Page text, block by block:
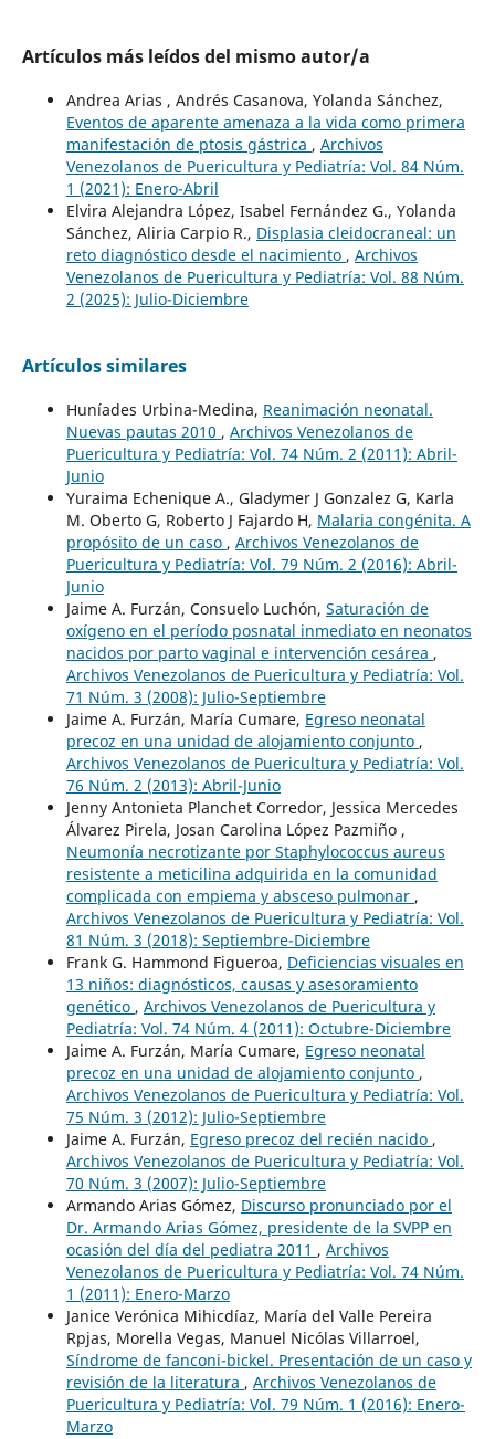
Artículos más leídos del mismo autor/a
Andrea Arias , Andrés Casanova, Yolanda Sánchez,
Eventos de aparente amenaza a la vida como primera
manifestación de ptosis gástrica , Archivos
Venezolanos de Puericultura y Pediatría: Vol. 84 Núm.
1 (2021): Enero-Abril
Elvira Alejandra López, Isabel Fernández G., Yolanda
Sánchez, Aliria Carpio R., Displasia cleidocraneal: un
reto diagnóstico desde el nacimiento , Archivos
Venezolanos de Puericultura y Pediatría: Vol. 88 Núm.
2 (2025): Julio-Diciembre
Artículos similares
Huníades Urbina-Medina, Reanimación neonatal.
Nuevas pautas 2010 , Archivos Venezolanos de
Puericultura y Pediatría: Vol. 74 Núm. 2 (2011): Abril-
Junio
Yuraima Echenique A., Gladymer J Gonzalez G, Karla
M. Oberto G, Roberto J Fajardo H, Malaria congénita. A
propósito de un caso , Archivos Venezolanos de
Puericultura y Pediatría: Vol. 79 Núm. 2 (2016): Abril-
Junio
Jaime A. Furzán, Consuelo Luchón, Saturación de
oxígeno en el período posnatal inmediato en neonatos
nacidos por parto vaginal e intervención cesárea ,
Archivos Venezolanos de Puericultura y Pediatría: Vol.
71 Núm. 3 (2008): Julio-Septiembre
Jaime A. Furzán, María Cumare, Egreso neonatal
precoz en una unidad de alojamiento conjunto ,
Archivos Venezolanos de Puericultura y Pediatría: Vol.
76 Núm. 2 (2013): Abril-Junio
Jenny Antonieta Planchet Corredor, Jessica Mercedes
Álvarez Pirela, Josan Carolina López Pazmiño ,
Neumonía necrotizante por Staphylococcus aureus
resistente a meticilina adquirida en la comunidad
complicada con empiema y absceso pulmonar ,
Archivos Venezolanos de Puericultura y Pediatría: Vol.
81 Núm. 3 (2018): Septiembre-Diciembre
Frank G. Hammond Figueroa, Deficiencias visuales en
13 niños: diagnósticos, causas y asesoramiento
genético , Archivos Venezolanos de Puericultura y
Pediatría: Vol. 74 Núm. 4 (2011): Octubre-Diciembre
Jaime A. Furzán, María Cumare, Egreso neonatal
precoz en una unidad de alojamiento conjunto ,
Archivos Venezolanos de Puericultura y Pediatría: Vol.
75 Núm. 3 (2012): Julio-Septiembre
Jaime A. Furzán, Egreso precoz del recién nacido ,
Archivos Venezolanos de Puericultura y Pediatría: Vol.
70 Núm. 3 (2007): Julio-Septiembre
Armando Arias Gómez, Discurso pronunciado por el
Dr. Armando Arias Gómez, presidente de la SVPP en
ocasión del día del pediatra 2011 , Archivos
Venezolanos de Puericultura y Pediatría: Vol. 74 Núm.
1 (2011): Enero-Marzo
Janice Verónica Mihicdíaz, María del Valle Pereira
Rpjas, Morella Vegas, Manuel Nicólas Villarroel,
Síndrome de fanconi-bickel. Presentación de un caso y
revisión de la literatura , Archivos Venezolanos de
Puericultura y Pediatría: Vol. 79 Núm. 1 (2016): Enero-
Marzo